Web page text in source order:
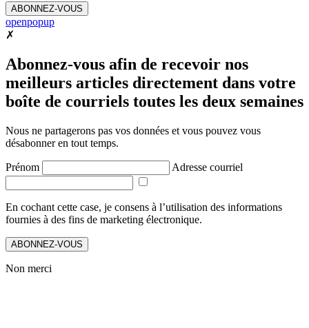
ABONNEZ-VOUS
openpopup
✗
Abonnez-vous afin de recevoir nos
meilleurs articles directement dans votre
boîte de courriels toutes les deux semaines
Nous ne partagerons pas vos données et vous pouvez vous
désabonner en tout temps.
Prénom Adresse courriel
En cochant cette case, je consens à l’utilisation des informations
fournies à des fins de marketing électronique.
ABONNEZ-VOUS
Non merci